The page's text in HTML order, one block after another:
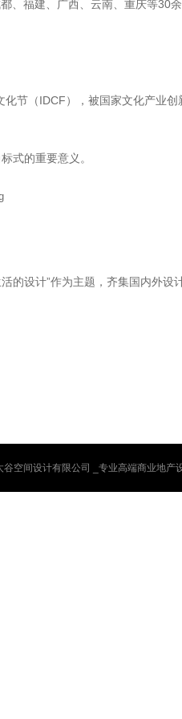
福建、广西、云南、重庆等30
节（IDCF），被国家文化产业
式的重要意义。
设计”作为主题，齐集国内外设
空间设计有限公司 _专业高端商业地产